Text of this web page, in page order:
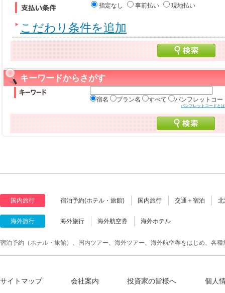
指定なし
事前払い 現地払い
こだわり条件を追加
キーワードからさがす
宿名 プラン名 すべて パンフレットコー
パンフレットコードと
国内旅行 宿泊予約(ホテル・旅館) 国内旅行 交通＋宿泊
海外旅行 海外旅行 海外航空券 海外ホテル
宿泊予約（ホテル・旅館）、国内ツアー、海外ツアー、海外航空券をはじめ、各
サイトマップ 会社案内 投資家の皆様へ 個人